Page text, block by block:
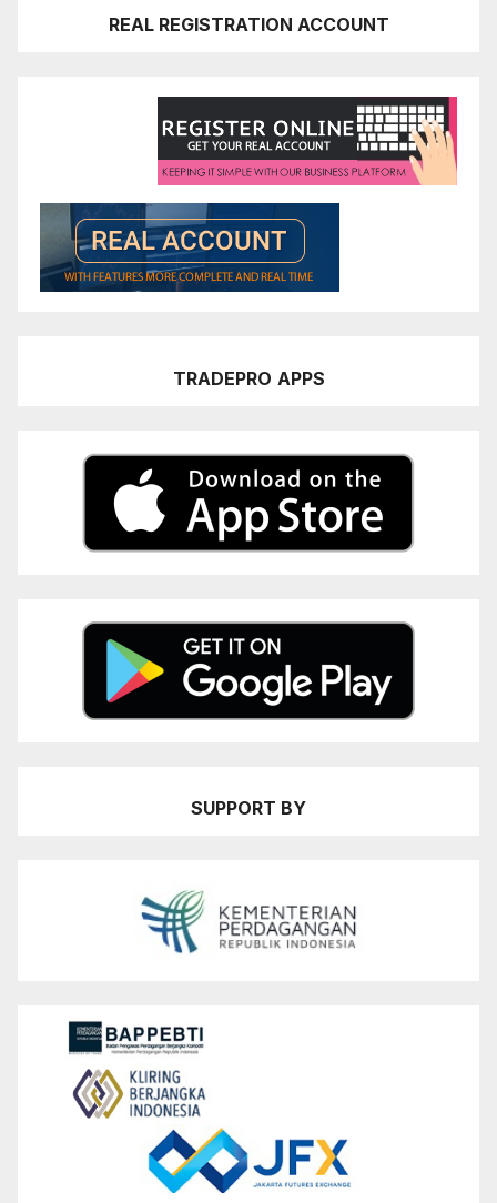
REAL REGISTRATION ACCOUNT
TRADEPRO APPS
SUPPORT BY